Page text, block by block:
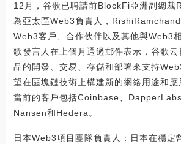
12月，谷歌已聘請前BlockFi亞洲副總
為亞太區Web3負責人，
Web3客戶、合作伙伴以及其他與Web3
歌發言人在上個月通過郵件表示，谷歌云
品的開發、交易、存儲和部署來支持
望在區塊鏈技術上構建新的網絡用途和
當前的客戶包括Coinbase、
Nansen和Hedera。
日本Web3項目團隊負責人：日本在穩定